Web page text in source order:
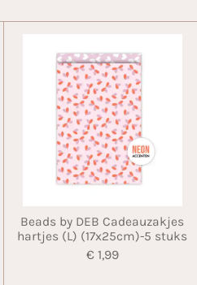
Beads by DEB Cadeauzakjes
hartjes (L) (17x25cm)-5 stuks
€ 1,99